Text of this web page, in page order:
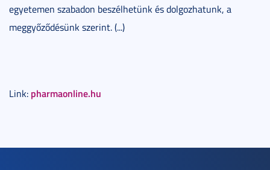
egyetemen szabadon beszélhetünk és dolgozhatunk, a
meggyőződésünk szerint. (...)
Link: pharmaonline.hu